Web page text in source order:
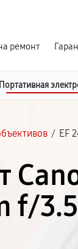
ремонт
Портативная
/ EF
f/